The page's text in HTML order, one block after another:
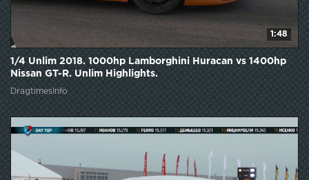
1:48
1/4 Unlim 2018. 1000hp Lamborghini Huracan vs 1400hp
Nissan GT-R. Unlim Highlights.
DragtimesInfo